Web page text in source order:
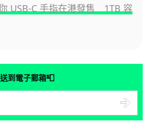
USB-C 手指在港發售 1TB 容
到電子郵箱📮